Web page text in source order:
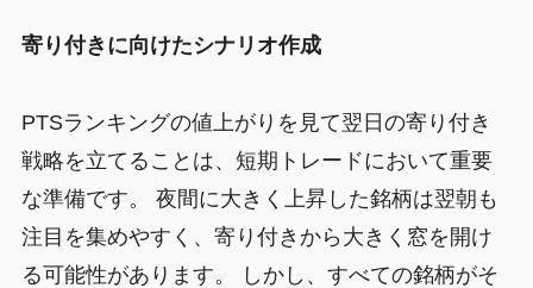
寄り付きに向けたシナリオ作成
PTSランキングの値上がりを見て翌日の寄り付き
戦略を立てることは、短期トレードにおいて重要
な準備です。 夜間に大きく上昇した銘柄は翌朝も
注目を集めやすく、寄り付きから大きく窓を開け
る可能性があります。 しかし、すべての銘柄がそ